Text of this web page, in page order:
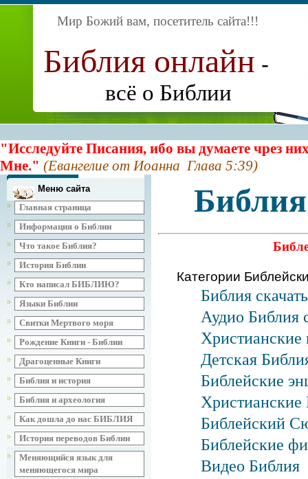
Мир Божий вам, посетитель сайта!!!
Библия онлайн -
всё о Библии
"Исследуйте Писания, ибо вы думаете чрез
Мне." (Евангелие от Иоанна Глава 5:39)
Меню сайта
Главная страница
Информация о Библии
Что такое Библия?
История Библии
Кто написал БИБЛИЮ?
Языки Библии
Свитки Мертвого моря
Рождение Книги - Библии
Драгоценные Книги
Библия и история
Библия и археология
Как дошла до нас БИБЛИЯ
История переводов Библии
Меняющийся язык для
меняющегося мира
Категории
Библия
Аудио Библия
Христианские
Детская
Библейские
Христианские
Библейский
Библейские
Видео Библия